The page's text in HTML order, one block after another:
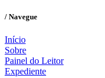
/ Navegue
Início
Sobre
Painel do Leitor
Expediente